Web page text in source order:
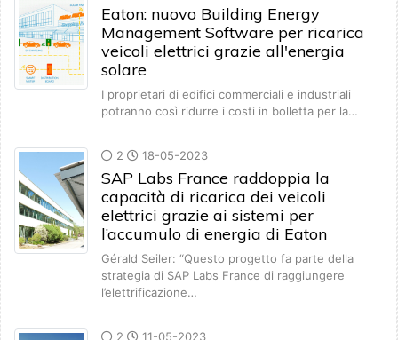
Eaton: nuovo Building Energy
Management Software per ricarica
veicoli elettrici grazie all'energia
solare
I proprietari di edifici commerciali e industriali
potranno così ridurre i costi in bolletta per la…
2 18-05-2023
SAP Labs France raddoppia la
capacità di ricarica dei veicoli
elettrici grazie ai sistemi per
l’accumulo di energia di Eaton
Gérald Seiler: “Questo progetto fa parte della
strategia di SAP Labs France di raggiungere
l’elettrificazione…
2 11-05-2023